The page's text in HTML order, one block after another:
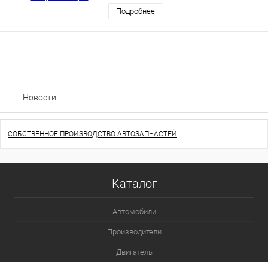
Подробнее
Новости
СОБСТВЕННОЕ ПРОИЗВОДСТВО АВТОЗАПЧАСТЕЙ
Каталог
Автомобили
Производители
Двигатель